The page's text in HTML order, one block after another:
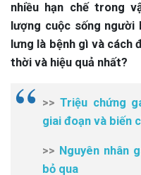
nhiều hạn chế trong
lượng cuộc sống người
lưng là bệnh gì và cách
thời và hiệu quả nhất?
>>Triệu chứng
giai đoạn và biến
>> Nguyên nhân
bỏ qua